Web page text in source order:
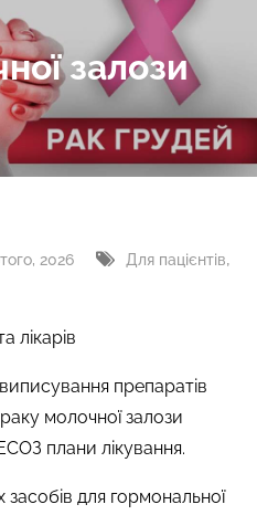
залози
2026 Для пацієнтів,
лікарів
препаратів
молочної залози
плани лікування.
засобів для гормональної